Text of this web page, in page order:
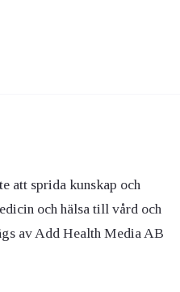
att sprida kunskap och
och hälsa till vård och
av Add Health Media AB